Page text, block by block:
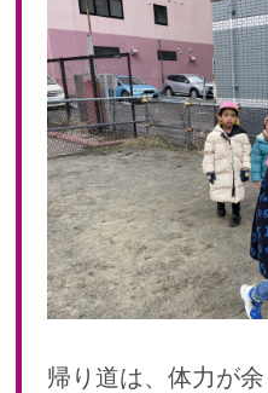
2019年 08月(20)
2019年 07月(22)
2019年 06月(20)
2019年 05月(19)
2019年 04月(5)
2019年 03月(11)
2019年 02月(12)
2019年 01月(15)
2018
2018年 11月(18)
帰り道は、体力が余